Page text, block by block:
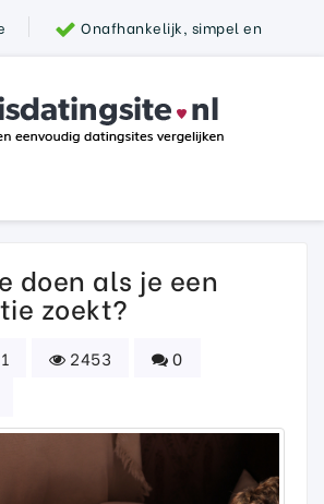
Onafhankelijk, simpel en
Top datingsite
Parship
doen als je een
zoekt?
2453
0